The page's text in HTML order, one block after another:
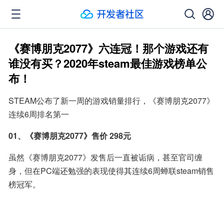
《赛博朋克2077》六连冠！那个游戏还有
谁没有买？2020年steam最佳游戏榜单公
布！
STEAM公布了新一周的游戏销量排行，《赛博朋克2077》
连续6周排名第一
01、《赛博朋克2077》售价 298元
虽然《赛博朋克2077》发售后一直被诟病，甚至官司缠
身，但在PC端还勉强的表现使得其连续6周蝉联steam销售
榜冠军。